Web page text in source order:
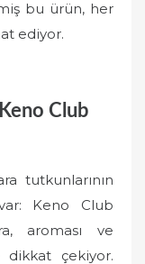
bu ürün, her
ediyor.
Club
tutkunlarının
Keno Club
aroması ve
çekiyor.